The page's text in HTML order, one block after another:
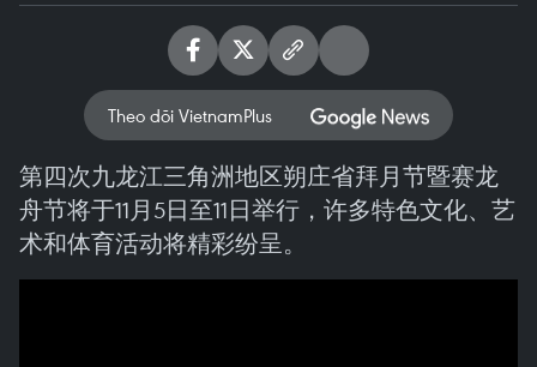
Theo dõi VietnamPlus
第四次九龙江三角洲地区朔庄省拜月节暨赛龙
舟节将于11月5日至11日举行，许多特色文化、艺
术和体育活动将精彩纷呈。